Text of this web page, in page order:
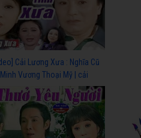
Cải Lương Xưa : Nghĩa Cũ
Vương Thoại Mỹ | cải
hay nhất